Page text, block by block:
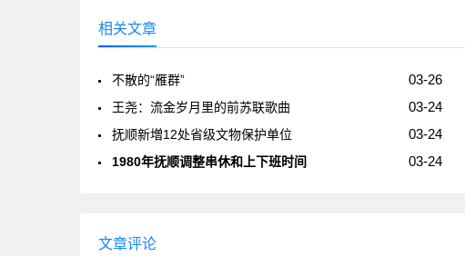
相关文章
03-26
不散的“雁群”
03-24
王尧：流金岁月里的前苏联歌曲
03-24
抚顺新増12处省级文物保护单位
03-24
1980年抚顺调整串休和上下班时间
文章评论